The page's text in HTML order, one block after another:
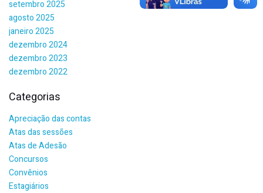
setembro 2025
agosto 2025
janeiro 2025
dezembro 2024
dezembro 2023
dezembro 2022
Categorias
Apreciação das contas
Atas das sessões
Atas de Adesão
Concursos
Convênios
Estagiários